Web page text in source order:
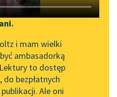
Zgłoś brak utworu
Narzędzia
Mapa Wolnych Lektur
Leśmianator
i mam wielki
ambasadorką
to dostęp
do bezpłatnych
Ale oni
Honoré de Balzac
Gabinet
Starożytności